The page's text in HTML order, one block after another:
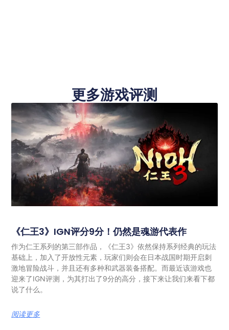
更多游戏评测
《仁王3》IGN评分9分！仍然是魂游代表作
作为仁王系列的第三部作品，《仁王3》依然保持系列经典的玩法
基础上，加入了开放性元素，玩家们则会在日本战国时期开启刺
激地冒险战斗，并且还有多种和武器装备搭配。而最近该游戏也
迎来了IGN评测，为其打出了9分的高分，接下来让我们来看下都
说了什么。
阅读更多